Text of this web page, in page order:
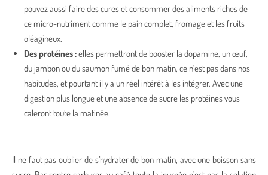
pouvez aussi faire des cures et consommer des aliments riches de
ce micro-nutriment comme le pain complet, fromage et les fruits
oléagineux.
Des protéines :elles permettront de booster la dopamine, un œuf,
du jambon ou du saumon fumé de bon matin, ce n’est pas dans nos
habitudes, et pourtant il y a un réel intérêt à les intégrer. Avec une
digestion plus longue et une absence de sucre les protéines vous
caleront toute la matinée.
Il ne faut pas oublier de s’hydrater de bon matin, avec une boisson sans